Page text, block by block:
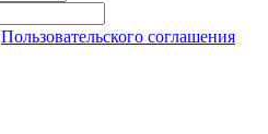
Пользовательского соглашения